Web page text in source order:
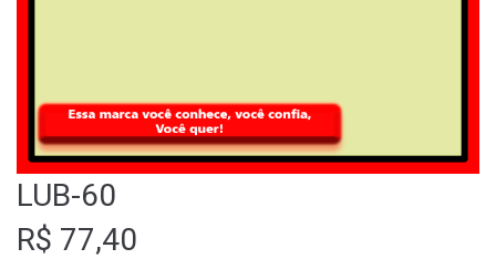
LUB-60
R$ 77,40